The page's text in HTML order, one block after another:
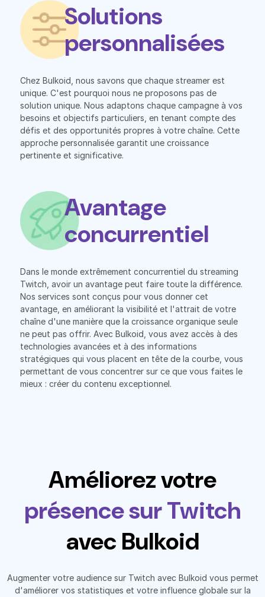
Solutions
personnalisées
Chez Bulkoid, nous savons que chaque streamer est
unique. C'est pourquoi nous ne proposons pas de
solution unique. Nous adaptons chaque campagne à vos
besoins et objectifs particuliers, en tenant compte des
défis et des opportunités propres à votre chaîne. Cette
approche personnalisée garantit une croissance
pertinente et significative.
Avantage
concurrentiel
Dans le monde extrêmement concurrentiel du streaming
Twitch, avoir un avantage peut faire toute la différence.
Nos services sont conçus pour vous donner cet
avantage, en améliorant la visibilité et l'attrait de votre
chaîne d'une manière que la croissance organique seule
ne peut pas offrir. Avec Bulkoid, vous avez accès à des
technologies avancées et à des informations
stratégiques qui vous placent en tête de la courbe, vous
permettant de vous concentrer sur ce que vous faites le
mieux : créer du contenu exceptionnel.
Améliorez votre
présence sur Twitch
avec Bulkoid
Augmenter votre audience sur Twitch avec Bulkoid vous permet
d'améliorer vos statistiques et votre influence globale sur la